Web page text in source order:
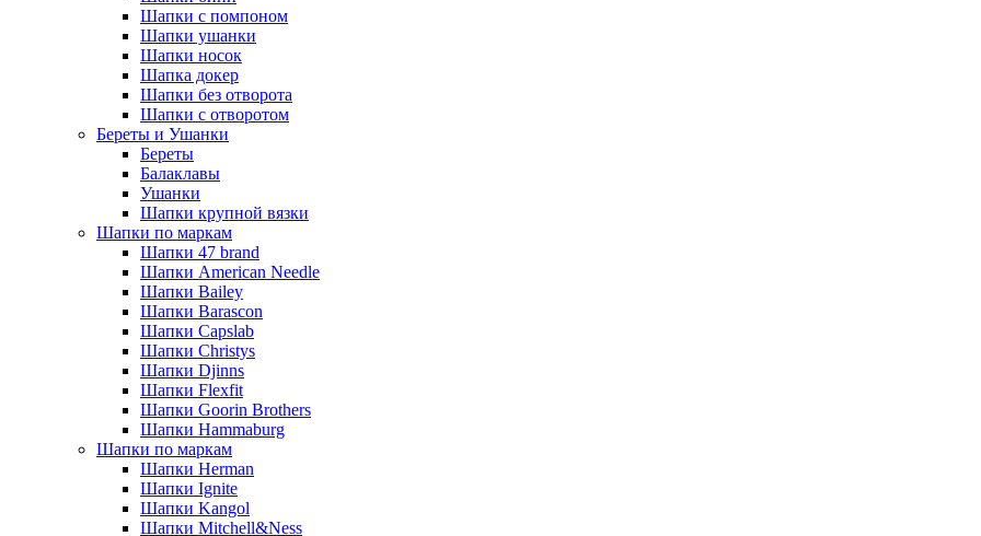
Шапки с помпоном
Шапки ушанки
Шапки носок
Шапка докер
Шапки без отворота
Шапки с отворотом
Береты и Ушанки
Береты
Балаклавы
Ушанки
Шапки крупной вязки
Шапки по маркам
Шапки 47 brand
Шапки American Needle
Шапки Bailey
Шапки Barascon
Шапки Capslab
Шапки Christys
Шапки Djinns
Шапки Flexfit
Шапки Goorin Brothers
Шапки Hammaburg
Шапки по маркам
Шапки Herman
Шапки Ignite
Шапки Kangol
Шапки Mitchell&Ness